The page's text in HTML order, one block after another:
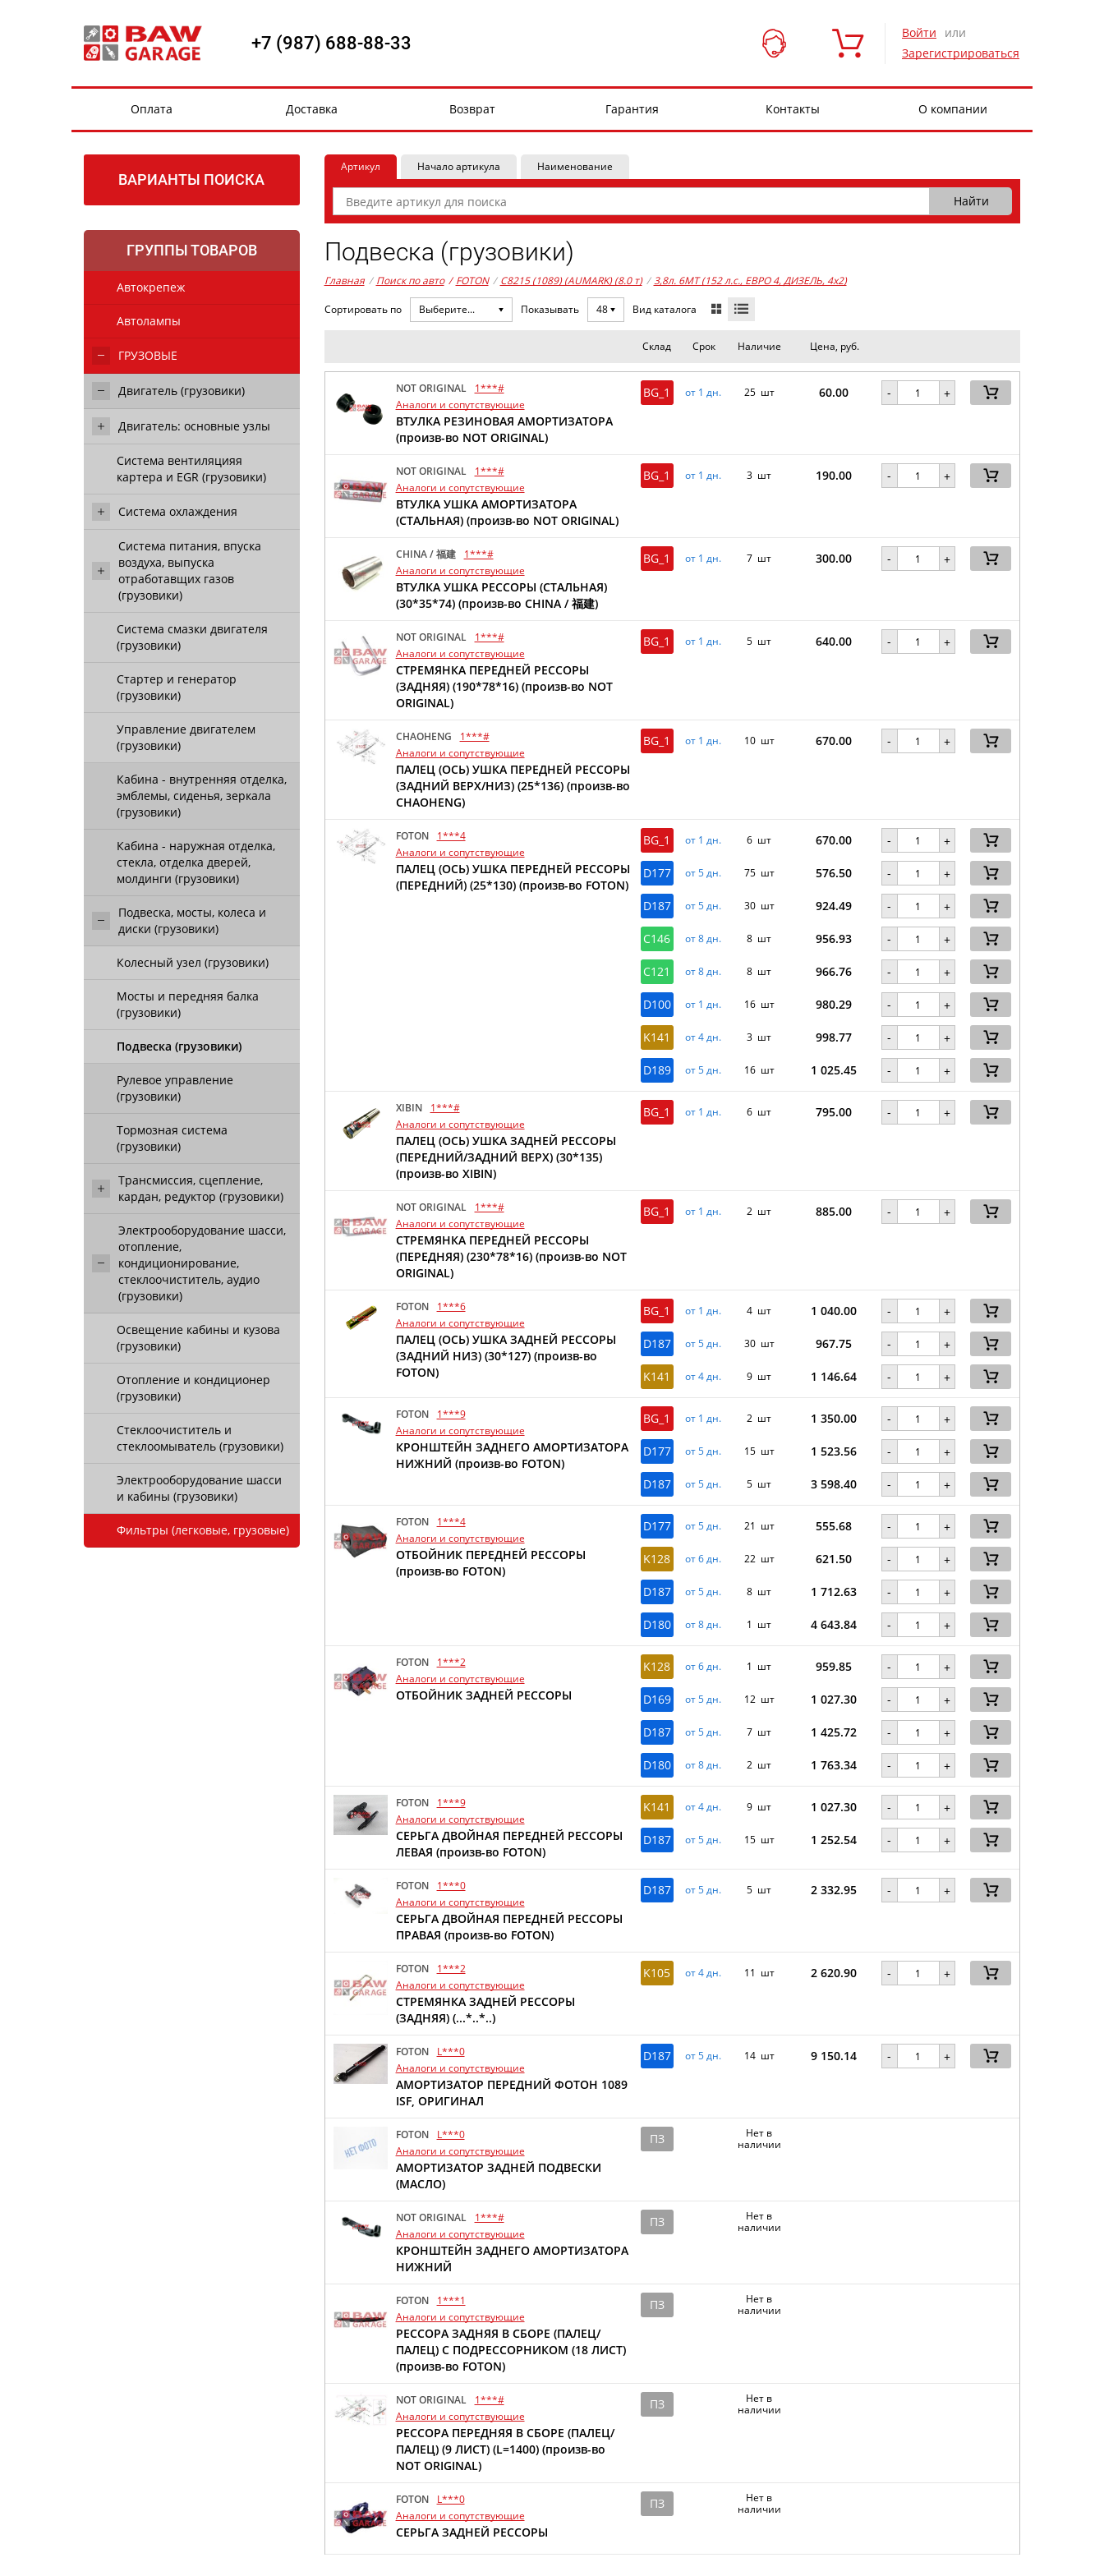
+7 (987) 688-88-33 Войти
или
Зарегистрироваться
Оплата Доставка Возврат Гарантия Контакты О компании
ВАРИАНТЫ ПОИСКА
ГРУППЫ ТОВАРОВ
Автокрепеж
Автолампы
ГРУЗОВЫЕ
Двигатель (грузовики)
Двигатель: основные узлы
Система вентиляцияя
картера и EGR (грузовики)
Система охлаждения
Система питания, впуска
воздуха, выпуска
отработавщих газов
(грузовики)
Система смазки двигателя
(грузовики)
Стартер и генератор
(грузовики)
Управление двигателем
(грузовики)
Кабина - внутренняя отделка,
эмблемы, сиденья, зеркала
(грузовики)
Кабина - наружная отделка,
стекла, отделка дверей,
молдинги (грузовики)
Подвеска, мосты, колеса и
диски (грузовики)
Колесный узел (грузовики)
Мосты и передняя балка
(грузовики)
Подвеска (грузовики)
Рулевое управление
(грузовики)
Тормозная система
(грузовики)
Трансмиссия, сцепление,
кардан, редуктор (грузовики)
Электрооборудование шасси,
отопление,
кондиционирование,
стеклоочиститель, аудио
(грузовики)
Освещение кабины и кузова
(грузовики)
Отопление и кондиционер
(грузовики)
Стеклоочиститель и
стеклоомыватель (грузовики)
Электрооборудование шасси
и кабины (грузовики)
Фильтры (легковые, грузовые)
Артикул Начало артикула Наименование
Подвеска (грузовики)
Главная / Поиск по авто / FOTON / C8215 (1089) (AUMARK) (8.0 т) / 3,8л. 6MT (152 л.с., ЕВРО 4, ДИЗЕЛЬ, 4x2)
Сортировать по Выберите... Показывать 48 Вид каталога
Склад Срок Наличие Цена, руб.
NOT ORIGINAL
1***#
Аналоги и сопутствующие
ВТУЛКА РЕЗИНОВАЯ АМОРТИЗАТОРА
(произв-во NOT ORIGINAL)
BG_1 от 1 дн. 25 шт 60.00 - +
NOT ORIGINAL
1***#
Аналоги и сопутствующие
ВТУЛКА УШКА АМОРТИЗАТОРА
(СТАЛЬНАЯ) (произв-во NOT ORIGINAL)
BG_1 от 1 дн. 3 шт 190.00 - +
CHINA / 福建
1***#
Аналоги и сопутствующие
ВТУЛКА УШКА РЕССОРЫ (СТАЛЬНАЯ)
(30*35*74) (произв-во CHINA / 福建)
BG_1 от 1 дн. 7 шт 300.00 - +
NOT ORIGINAL
1***#
Аналоги и сопутствующие
СТРЕМЯНКА ПЕРЕДНЕЙ РЕССОРЫ
(ЗАДНЯЯ) (190*78*16) (произв-во NOT
ORIGINAL)
BG_1 от 1 дн. 5 шт 640.00 - +
CHAOHENG
1***#
Аналоги и сопутствующие
ПАЛЕЦ (ОСЬ) УШКА ПЕРЕДНЕЙ РЕССОРЫ
(ЗАДНИЙ ВЕРХ/НИЗ) (25*136) (произв-во
CHAOHENG)
BG_1 от 1 дн. 10 шт 670.00 - +
FOTON
1***4
Аналоги и сопутствующие
ПАЛЕЦ (ОСЬ) УШКА ПЕРЕДНЕЙ РЕССОРЫ
(ПЕРЕДНИЙ) (25*130) (произв-во FOTON)
BG_1 от 1 дн. 6 шт 670.00 - +
D177 от 5 дн. 75 шт 576.50 - +
D187 от 5 дн. 30 шт 924.49 - +
C146 от 8 дн. 8 шт 956.93 - +
C121 от 8 дн. 8 шт 966.76 - +
D100 от 1 дн. 16 шт 980.29 - +
K141 от 4 дн. 3 шт 998.77 - +
D189 от 5 дн. 16 шт 1 025.45 - +
XIBIN
1***#
Аналоги и сопутствующие
ПАЛЕЦ (ОСЬ) УШКА ЗАДНЕЙ РЕССОРЫ
(ПЕРЕДНИЙ/ЗАДНИЙ ВЕРХ) (30*135)
(произв-во XIBIN)
BG_1 от 1 дн. 6 шт 795.00 - +
NOT ORIGINAL
1***#
Аналоги и сопутствующие
СТРЕМЯНКА ПЕРЕДНЕЙ РЕССОРЫ
(ПЕРЕДНЯЯ) (230*78*16) (произв-во NOT
ORIGINAL)
BG_1 от 1 дн. 2 шт 885.00 - +
FOTON
1***6
Аналоги и сопутствующие
ПАЛЕЦ (ОСЬ) УШКА ЗАДНЕЙ РЕССОРЫ
(ЗАДНИЙ НИЗ) (30*127) (произв-во
FOTON)
BG_1 от 1 дн. 4 шт 1 040.00 - +
D187 от 5 дн. 30 шт 967.75 - +
K141 от 4 дн. 9 шт 1 146.64 - +
FOTON
1***9
Аналоги и сопутствующие
КРОНШТЕЙН ЗАДНЕГО АМОРТИЗАТОРА
НИЖНИЙ (произв-во FOTON)
BG_1 от 1 дн. 2 шт 1 350.00 - +
D177 от 5 дн. 15 шт 1 523.56 - +
D187 от 5 дн. 5 шт 3 598.40 - +
FOTON
1***4
Аналоги и сопутствующие
ОТБОЙНИК ПЕРЕДНЕЙ РЕССОРЫ
(произв-во FOTON)
D177 от 5 дн. 21 шт 555.68 - +
K128 от 6 дн. 22 шт 621.50 - +
D187 от 5 дн. 8 шт 1 712.63 - +
D180 от 8 дн. 1 шт 4 643.84 - +
FOTON
1***2
Аналоги и сопутствующие
ОТБОЙНИК ЗАДНЕЙ РЕССОРЫ
K128 от 6 дн. 1 шт 959.85 - +
D169 от 5 дн. 12 шт 1 027.30 - +
D187 от 5 дн. 7 шт 1 425.72 - +
D180 от 8 дн. 2 шт 1 763.34 - +
FOTON
1***9
Аналоги и сопутствующие
СЕРЬГА ДВОЙНАЯ ПЕРЕДНЕЙ РЕССОРЫ
ЛЕВАЯ (произв-во FOTON)
K141 от 4 дн. 9 шт 1 027.30 - +
D187 от 5 дн. 15 шт 1 252.54 - +
FOTON
1***0
Аналоги и сопутствующие
СЕРЬГА ДВОЙНАЯ ПЕРЕДНЕЙ РЕССОРЫ
ПРАВАЯ (произв-во FOTON)
D187 от 5 дн. 5 шт 2 332.95 - +
FOTON
1***2
Аналоги и сопутствующие
СТРЕМЯНКА ЗАДНЕЙ РЕССОРЫ
(ЗАДНЯЯ) (...*..*..)
K105 от 4 дн. 11 шт 2 620.90 - +
FOTON
L***0
Аналоги и сопутствующие
АМОРТИЗАТОР ПЕРЕДНИЙ ФОТОН 1089
ISF, ОРИГИНАЛ
D187 от 5 дн. 14 шт 9 150.14 - +
FOTON
L***0
Аналоги и сопутствующие
АМОРТИЗАТОР ЗАДНЕЙ ПОДВЕСКИ
(МАСЛО)
ПЗ
Нет в
наличии
NOT ORIGINAL
1***#
Аналоги и сопутствующие
КРОНШТЕЙН ЗАДНЕГО АМОРТИЗАТОРА
НИЖНИЙ
ПЗ
Нет в
наличии
FOTON
1***1
Аналоги и сопутствующие
РЕССОРА ЗАДНЯЯ В СБОРЕ (ПАЛЕЦ/
ПАЛЕЦ) С ПОДРЕССОРНИКОМ (18 ЛИСТ)
(произв-во FOTON)
ПЗ
Нет в
наличии
NOT ORIGINAL
1***#
Аналоги и сопутствующие
РЕССОРА ПЕРЕДНЯЯ В СБОРЕ (ПАЛЕЦ/
ПАЛЕЦ) (9 ЛИСТ) (L=1400) (произв-во
NOT ORIGINAL)
ПЗ
Нет в
наличии
FOTON
L***0
Аналоги и сопутствующие
СЕРЬГА ЗАДНЕЙ РЕССОРЫ
ПЗ
Нет в
наличии